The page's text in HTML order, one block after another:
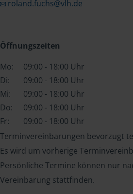
roland.fuchs@vlh.de
Öffnungszeiten
Mo:
09:00 - 18:00 Uhr
Di:
09:00 - 18:00 Uhr
Mi:
09:00 - 18:00 Uhr
Do:
09:00 - 18:00 Uhr
Fr:
09:00 - 18:00 Uhr
Terminvereinbarungen bevorzugt
Es wird um vorherige
Persönliche Termine können nur
Vereinbarung stattfinden.